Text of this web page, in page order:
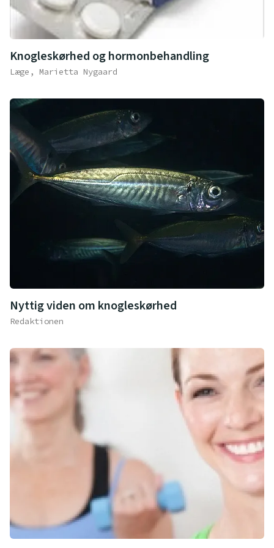
Knogleskørhed og hormonbehandling
Læge, Marietta Nygaard
Nyttig viden om knogleskørhed
Redaktionen